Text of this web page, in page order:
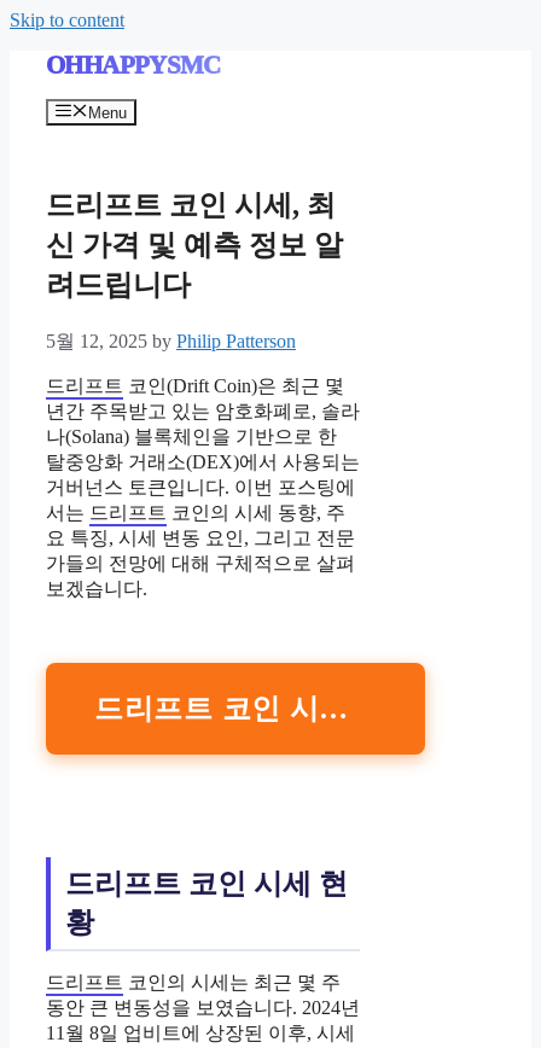
Skip to content
OHHAPPYSMC
Menu
드리프트 코인 시세, 최
신 가격 및 예측 정보 알
려드립니다
5월 12, 2025 by Philip Patterson
드리프트 코인(Drift Coin)은 최근 몇
년간 주목받고 있는 암호화폐로, 솔라
나(Solana) 블록체인을 기반으로 한
탈중앙화 거래소(DEX)에서 사용되는
거버넌스 토큰입니다. 이번 포스팅에
서는 드리프트 코인의 시세 동향, 주
요 특징, 시세 변동 요인, 그리고 전문
가들의 전망에 대해 구체적으로 살펴
보겠습니다.
드리프트 코인 시세 조회하기
드리프트 코인 시세 현
황
드리프트 코인의 시세는 최근 몇 주
동안 큰 변동성을 보였습니다. 2024년
11월 8일 업비트에 상장된 이후, 시세